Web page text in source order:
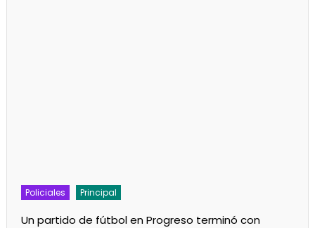
Policiales Principal
Un partido de fútbol en Progreso terminó con